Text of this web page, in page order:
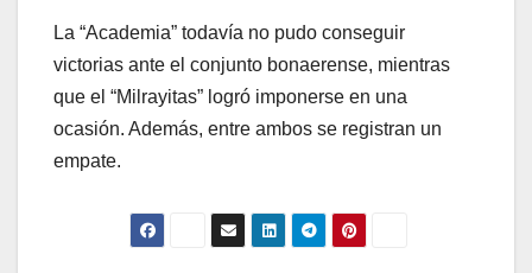
La “Academia” todavía no pudo conseguir
victorias ante el conjunto bonaerense, mientras
que el “Milrayitas” logró imponerse en una
ocasión. Además, entre ambos se registran un
empate.